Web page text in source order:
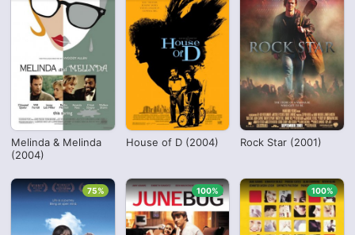
Melinda & Melinda
(2004)
House of D (2004) Rock Star (2001)
75% 100% 100%